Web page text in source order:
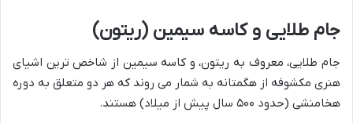
جام طلایی و کاسه سیمین (ریتون)
جام طلایی، معروف به ریتون، و کاسه سیمین از شاخص ترین اشیای
هنری مکشوفه از هگمتانه به شمار می روند که هر دو متعلق به دوره
هخامنشی (حدود ۵۰۰ سال پیش از میلاد) هستند.